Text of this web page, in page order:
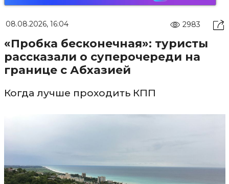
08.08.2026, 16:04 2983
«Пробка бесконечная»: туристы
рассказали о суперочереди на
границе с Абхазией
Когда лучше проходить КПП